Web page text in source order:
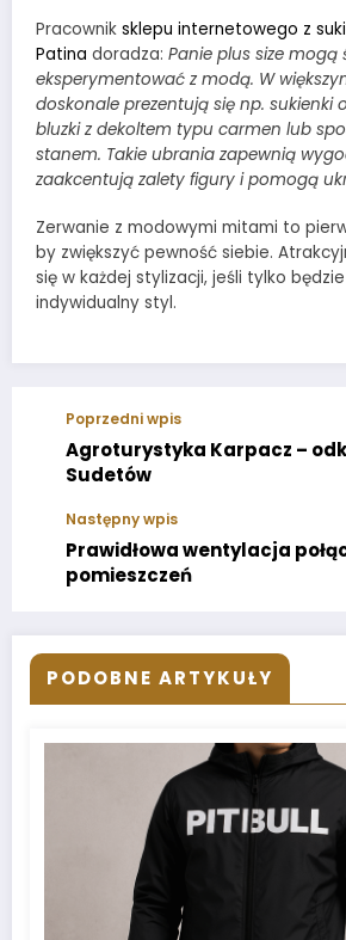
Pracownik sklepu internetowego z
Patina doradza: Panie plus size mogą
eksperymentować z modą. W
doskonale prezentują się np. sukienki
bluzki z dekoltem typu carmen lub
stanem. Takie ubrania zapewnią
zaakcentują zalety figury i pomogą
Zerwanie z modowymi mitami to
by zwiększyć pewność siebie.
się w każdej stylizacji, jeśli tylko
indywidualny styl.
Poprzedni wpis
Agroturystyka Karpacz –
Sudetów
Następny wpis
Prawidłowa wentylacja
pomieszczeń
PODOBNE ARTYKUŁY